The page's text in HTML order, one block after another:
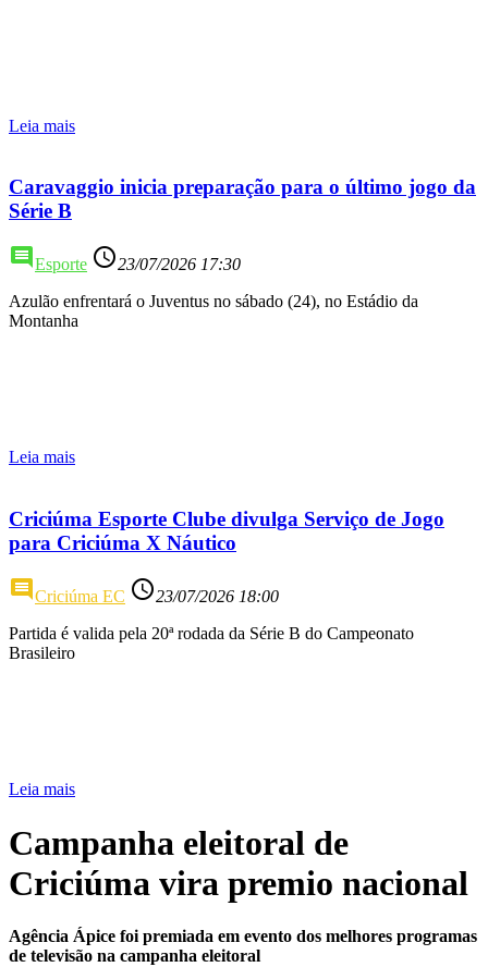
Leia mais
Caravaggio inicia preparação para o último jogo da
Série B
comment Esporte access_time23/07/2026 17:30
Azulão enfrentará o Juventus no sábado (24), no Estádio da
Montanha
Leia mais
Criciúma Esporte Clube divulga Serviço de Jogo
para Criciúma X Náutico
commentCriciúma EC access_time23/07/2026 18:00
Partida é valida pela 20ª rodada da Série B do Campeonato
Brasileiro
Leia mais
Campanha eleitoral de
Criciúma vira premio nacional
Agência Ápice foi premiada em evento dos melhores programas
de televisão na campanha eleitoral